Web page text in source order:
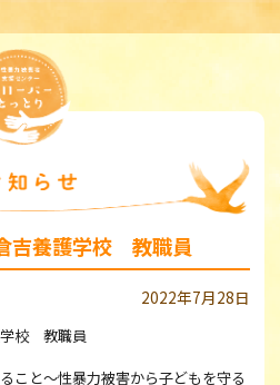
吉養護学校 教職員
2022年7月28日
学校 教職員
こと～性暴力被害から子どもを守る